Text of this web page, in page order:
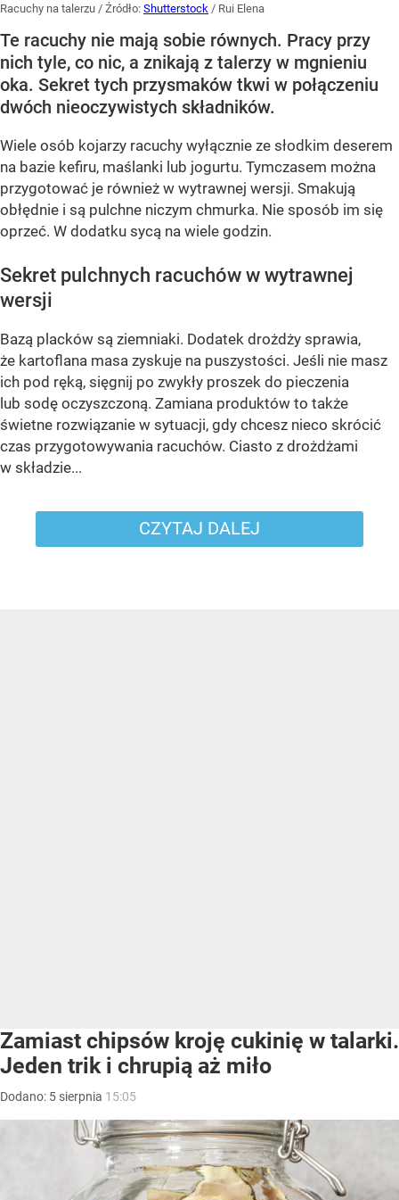
Racuchy na talerzu / Źródło: Shutterstock / Rui Elena
Te racuchy nie mają sobie równych. Pracy przy
nich tyle, co nic, a znikają z talerzy w mgnieniu
oka. Sekret tych przysmaków tkwi w połączeniu
dwóch nieoczywistych składników.
Wiele osób kojarzy racuchy wyłącznie ze słodkim deserem
na bazie kefiru, maślanki lub jogurtu. Tymczasem można
przygotować je również w wytrawnej wersji. Smakują
obłędnie i są pulchne niczym chmurka. Nie sposób im się
oprzeć. W dodatku sycą na wiele godzin.
Sekret pulchnych racuchów w wytrawnej
wersji
Bazą placków są ziemniaki. Dodatek drożdży sprawia,
że kartoflana masa zyskuje na puszystości. Jeśli nie masz
ich pod ręką, sięgnij po zwykły proszek do pieczenia
lub sodę oczyszczoną. Zamiana produktów to także
świetne rozwiązanie w sytuacji, gdy chcesz nieco skrócić
czas przygotowywania racuchów. Ciasto z drożdżami
w składzie...
CZYTAJ DALEJ
Zamiast chipsów kroję cukinię w talarki.
Jeden trik i chrupią aż miło
Dodano: 5 sierpnia 15:05